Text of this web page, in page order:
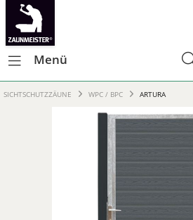
Menü
SICHTSCHUTZZÄUNE WPC / BPC ARTURA